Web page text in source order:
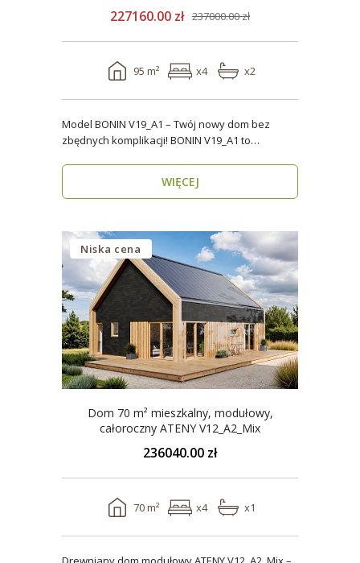
227160.00 zł 237000.00 zł
95 m² x4 x2
Model BONIN V19_A1 – Twój nowy dom bez
zbędnych komplikacji! BONIN V19_A1 to
WIĘCEJ
Niska cena
Dom 70 m² mieszkalny, modułowy,
całoroczny ATENY V12_A2_Mix
236040.00 zł
70 m² x4 x1